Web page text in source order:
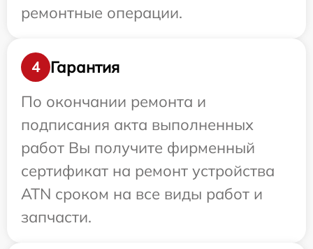
ремонтные операции.
4
Гарантия
По окончании ремонта и
подписания акта выполненных
работ Вы получите фирменный
сертификат на ремонт устройства
ATN сроком на все виды работ и
запчасти.